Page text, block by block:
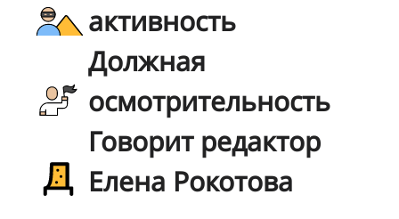
активность
Должная
осмотрительность
Говорит редактор
Елена Рокотова